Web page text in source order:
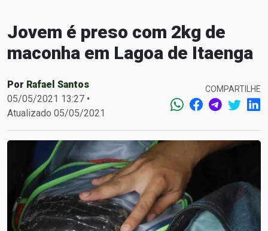
Jovem é preso com 2kg de
maconha em Lagoa de Itaenga
Por Rafael Santos
05/05/2021 13:27 •
Atualizado 05/05/2021
COMPARTILHE